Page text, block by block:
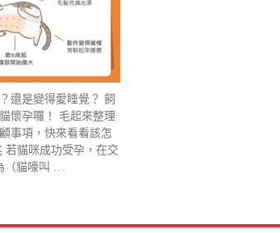
還是變得愛睡覺？ 飼
懷孕囉！ 毛起來整理
事項，快來看看該怎
若貓咪成功受孕，在交
（貓嚎叫 …